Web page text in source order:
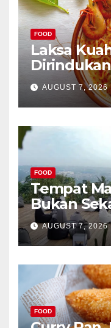
FOOD
Laksa
Dirindukan
AUGUST 7, 2026
FOOD
Tempat
Bukan
AUGUST 7, 2026
FOOD